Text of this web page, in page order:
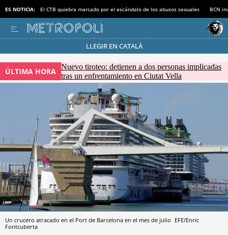
ES NOTICIA: El CTB quiebra marcado por el escándalo de los abusos sexuales BCN
LLEGIR EN CATALÀ
Pásate al MODO AHORRO
ÚLTIMA HORA Nuevo tiroteo: detienen a dos personas implicadas
tras un enfrentamiento en Ciutat Vella
Un crucero atracado en el Port de Barcelona en el mes de julio EFE/Enric
Fontcuberta